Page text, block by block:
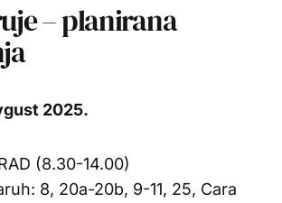
– planirana
2025.
(8.30-14.00)
8, 20a-20b, 9-11, 25, Cara